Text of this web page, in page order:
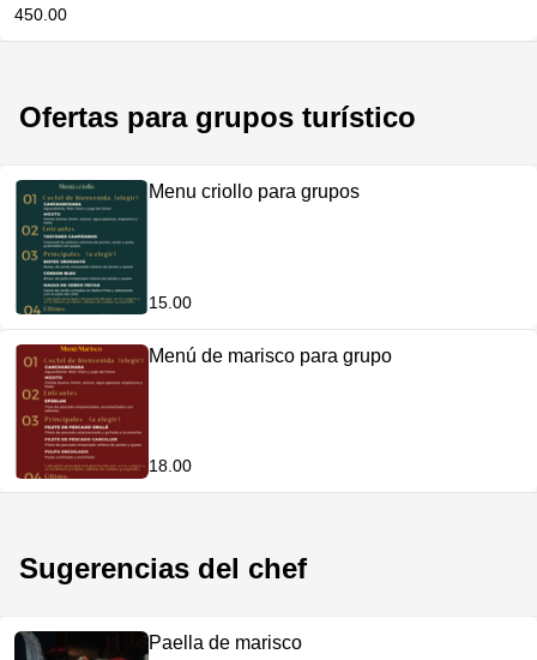
450.00
Ofertas para grupos turístico
Menu criollo para grupos
15.00
Menú de marisco para grupo
18.00
Sugerencias del chef
Paella de marisco